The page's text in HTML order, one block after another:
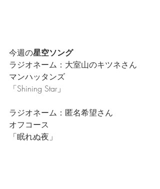
今週の星空ソング
ラジオネーム：大室山のキツネさん
マンハッタンズ
「Shining Star」
ラジオネーム：匿名希望さん
オフコース
「眠れぬ夜」